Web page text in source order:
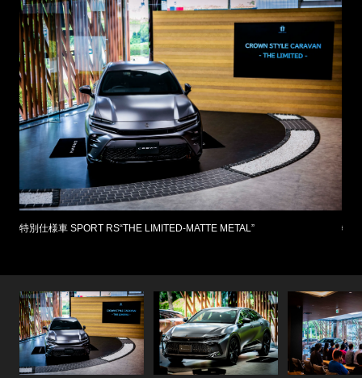
さ特別仕様車 SPORT RS“THE LIMITED-MATTE METAL” 特